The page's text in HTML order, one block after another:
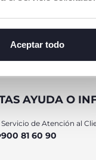
Aceptar todo
y constituyen un
para
que disponen
y el baño del
AYUDA O
Servicio de Atención al
900 81 60 90